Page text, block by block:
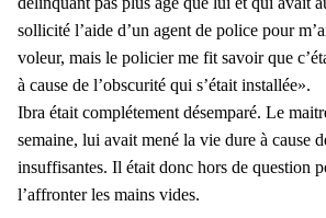
sollicité l’aide d’un agent de police pour
voleur, mais le policier me fit savoir que
à cause de l’obscurité qui s’était installée».
Ibra était complétement désemparé. Le
semaine, lui avait mené la vie dure à cause
insuffisantes. Il était donc hors de question
l’affronter les mains vides.